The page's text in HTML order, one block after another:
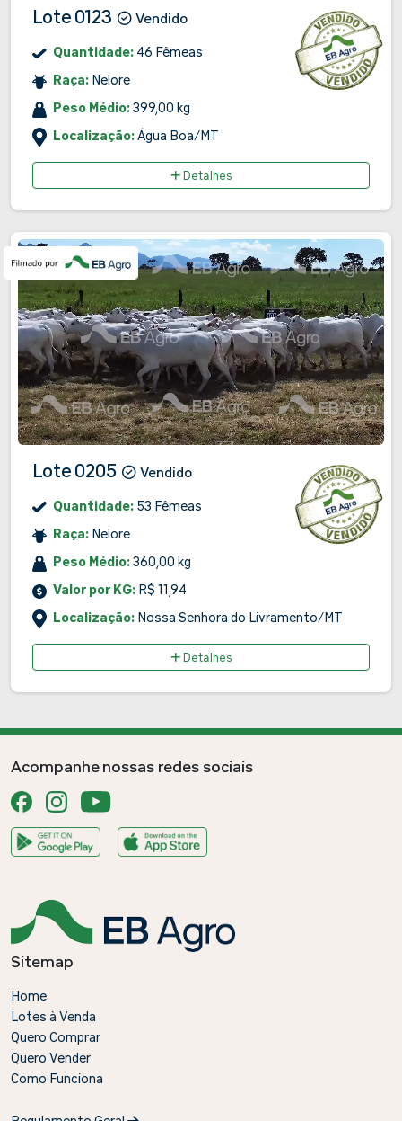
Lote 0123 Vendido
Quantidade: 46 Fêmeas
Raça: Nelore
Peso Médio:399,00 kg
Localização:Água Boa/MT
Detalhes
Lote 0205 Vendido
Quantidade: 53 Fêmeas
Raça: Nelore
Peso Médio:360,00 kg
Valor por KG: R$ 11,94
Localização: Nossa Senhora do Livramento/MT
Detalhes
Acompanhe nossas redes sociais
Sitemap
Home
Lotes à Venda
Quero Comprar
Quero Vender
Como Funciona